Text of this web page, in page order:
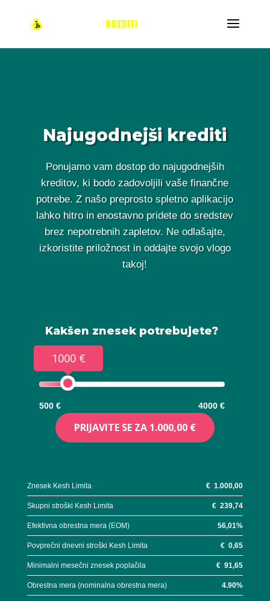
Najugodnejši krediti
Ponujamo vam dostop do najugodnejših
kreditov, ki bodo zadovoljili vaše finančne
potrebe. Z našo preprosto spletno aplikacijo
lahko hitro in enostavno pridete do sredstev
brez nepotrebnih zapletov. Ne odlašajte,
izkoristite priložnost in oddajte svojo vlogo
takoj!
Kakšen znesek potrebujete?
1000 €
500 € 4000 €
PRIJAVITE SE ZA 1.000,00 €
Znesek Kesh Limita €1.000,00
Skupni stroški Kesh Limita €239,74
Efektivna obrestna mera (EOM) 56,01%
Povprečni dnevni stroški Kesh Limita €0,65
Minimalni mesečni znesek poplačila €91,65
Obrestna mera (nominalna obrestna mera) 4.90%